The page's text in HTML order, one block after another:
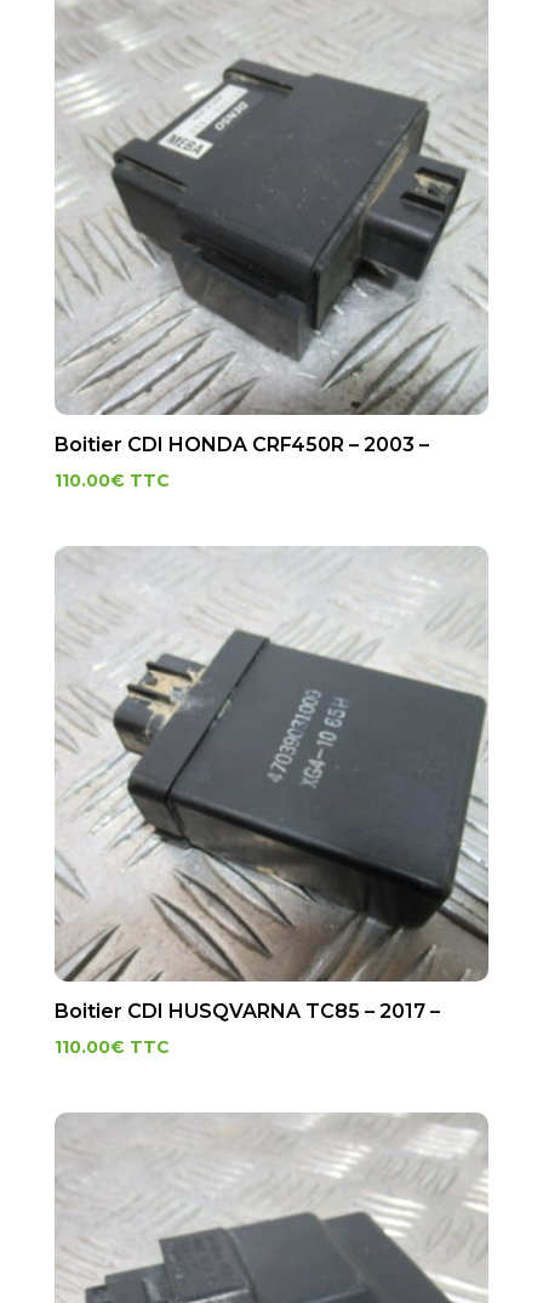
Boitier CDI HONDA CRF450R – 2003 –
110.00€ TTC
Boitier CDI HUSQVARNA TC85 – 2017 –
110.00€ TTC